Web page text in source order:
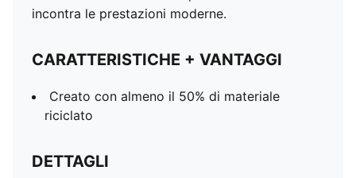
incontra le prestazioni moderne.
CARATTERISTICHE + VANTAGGI
Creato con almeno il 50% di materiale
riciclato
DETTAGLI